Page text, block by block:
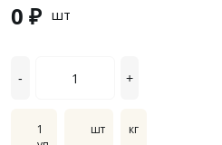
0 ₽ шт
- +
1
шт кг